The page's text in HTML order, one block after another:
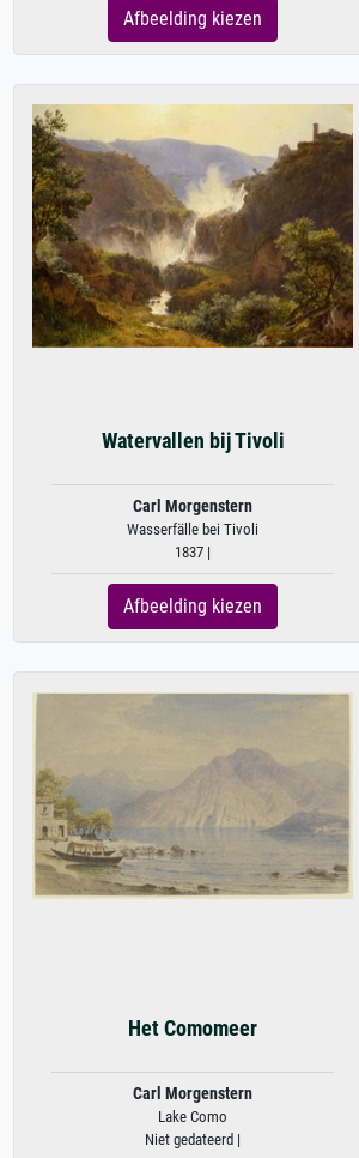
Afbeelding kiezen
Watervallen bij Tivoli
Carl Morgenstern
Wasserfälle bei Tivoli
1837 |
Afbeelding kiezen
Het Comomeer
Carl Morgenstern
Lake Como
Niet gedateerd |